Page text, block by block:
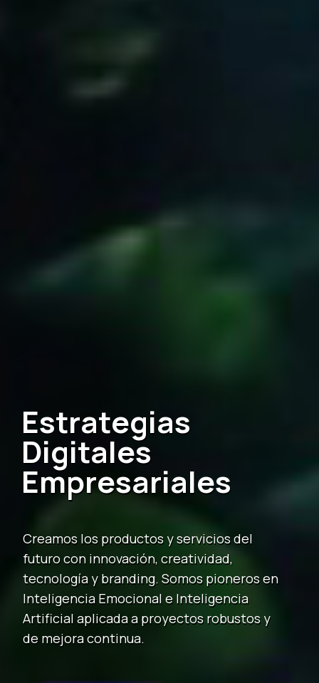
Creamos los productos y servicios del
futuro con innovación, creatividad,
tecnología y branding. Somos pioneros en
Inteligencia Emocional e Inteligencia
Artificial aplicada a proyectos robustos y
de mejora continua.